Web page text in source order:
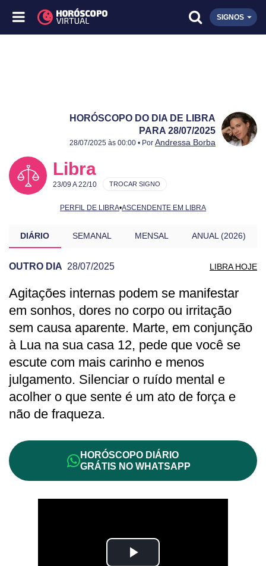
SIGNOS
HORÓSCOPO DO DIA DE LIBRA
PARA 28/07/2025
Publicado:
28/07/2025
Atualizado:
28/07/2025
28/07/2025 às 00:00 • Por Andressa Borba
Libra
23/09 A 22/10
PERFIL DE LIBRA•ASCENDENTE EM LIBRA
TROCAR SIGNO
DIÁRIO SEMANAL MENSAL ANUAL (2026)
OUTRO DIA 28/07/2025 LIBRA HOJE
PREVISÃO DE LIBRA PARA OUTRO DIA
Agitações internas podem se manifestar
em sonhos, dores no corpo ou irritação
sem causa aparente. Marte, em conjunção
à Lua na sua casa 12, pede que você se
escute com mais carinho e menos
julgamento. Silenciar o ruído mental e
acolher o que sente é um ato de força e
não de fraqueza.
HORÓSCOPO DIÁRIO
GRÁTIS NO WHATSAPP